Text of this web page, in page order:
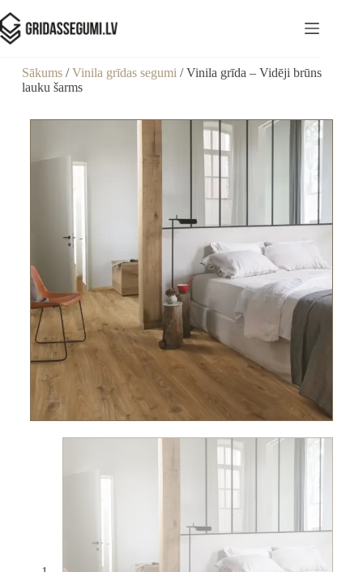
Sākums/Vinila grīdas segumi / Vinila grīda – Vidēji brūns
lauku šarms